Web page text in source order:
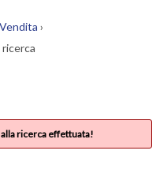
Vendita ›
ricerca effettuata!